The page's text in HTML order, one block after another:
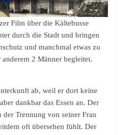
Film über die Kältebusse
durch die Stadt und bringen
und manchmal etwas zu
2 Männer begleitet.
ab, weil er dort keine
dankbar das Essen an. Der
der Trennung von seiner Frau
oft übersehen fühlt. Der